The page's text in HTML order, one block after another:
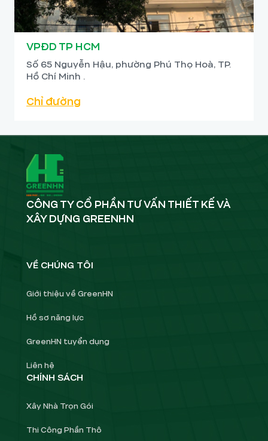
VPĐD TP HCM
Số 65 Nguyễn Hậu, phường Phú Thọ Hoà, TP.
Hồ Chí Minh .
Chỉ đường
CÔNG TY CỔ PHẦN TƯ VẤN THIẾT KẾ VÀ
XÂY DỰNG GREENHN
VỀ CHÚNG TÔI
Giới thiệu về GreenHN
Hồ sơ năng lực
GreenHN tuyển dụng
Liên hệ
CHÍNH SÁCH
Xây Nhà Trọn Gói
Thi Công Phần Thô